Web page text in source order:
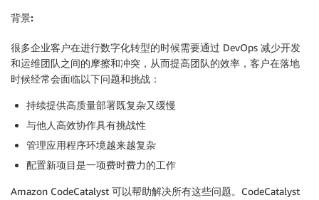
背景:
很多企业客户在进行数字化转型的时候需要通过 DevOps 减少开发
和运维团队之间的摩擦和冲突，从而提高团队的效率，客户在落地
时候经常会面临以下问题和挑战：
持续提供高质量部署既复杂又缓慢
与他人高效协作具有挑战性
管理应用程序环境越来越复杂
配置新项目是一项费时费力的工作
Amazon CodeCatalyst 可以帮助解决所有这些问题。CodeCatalyst